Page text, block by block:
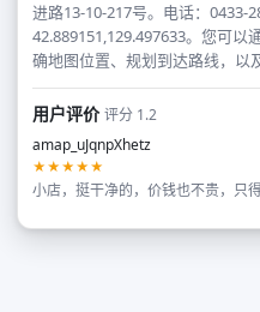
进路13-10-217号。电话：0433-
42.889151,129.497633。您可
确地图位置、规划到达路线，以
用户评价评分 1.2
amap_uJqnpXhetz
★★★★★
小店，挺干净的，价钱也不贵，只